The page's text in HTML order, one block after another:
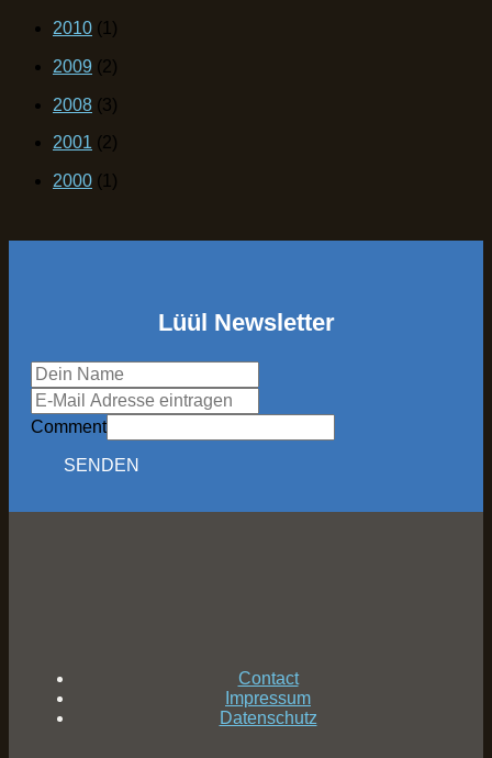
2010 (1)
2009 (2)
2008 (3)
2001 (2)
2000 (1)
Lüül Newsletter
Comment
SENDEN
Contact
Impressum
Datenschutz